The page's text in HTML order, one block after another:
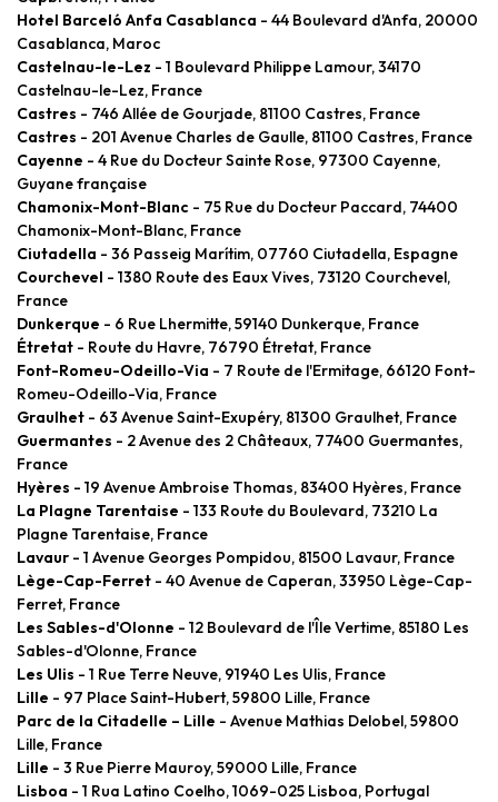
Hotel Barceló Anfa Casablanca - 44 Boulevard d'Anfa, 20000
Casablanca, Maroc
Castelnau-le-Lez - 1 Boulevard Philippe Lamour, 34170
Castelnau-le-Lez, France
Castres - 746 Allée de Gourjade, 81100 Castres, France
Castres - 201 Avenue Charles de Gaulle, 81100 Castres, France
Cayenne - 4 Rue du Docteur Sainte Rose, 97300 Cayenne,
Guyane française
Chamonix-Mont-Blanc - 75 Rue du Docteur Paccard, 74400
Chamonix-Mont-Blanc, France
Ciutadella - 36 Passeig Marítim, 07760 Ciutadella, Espagne
Courchevel - 1380 Route des Eaux Vives, 73120 Courchevel,
France
Dunkerque - 6 Rue Lhermitte, 59140 Dunkerque, France
Étretat - Route du Havre, 76790 Étretat, France
Font-Romeu-Odeillo-Via - 7 Route de l'Ermitage, 66120 Font-
Romeu-Odeillo-Via, France
Graulhet - 63 Avenue Saint-Exupéry, 81300 Graulhet, France
Guermantes - 2 Avenue des 2 Châteaux, 77400 Guermantes,
France
Hyères - 19 Avenue Ambroise Thomas, 83400 Hyères, France
La Plagne Tarentaise - 133 Route du Boulevard, 73210 La
Plagne Tarentaise, France
Lavaur - 1 Avenue Georges Pompidou, 81500 Lavaur, France
Lège-Cap-Ferret - 40 Avenue de Caperan, 33950 Lège-Cap-
Ferret, France
Les Sables-d'Olonne - 12 Boulevard de l'Île Vertime, 85180 Les
Sables-d'Olonne, France
Les Ulis - 1 Rue Terre Neuve, 91940 Les Ulis, France
Lille - 97 Place Saint-Hubert, 59800 Lille, France
Parc de la Citadelle – Lille - Avenue Mathias Delobel, 59800
Lille, France
Lille - 3 Rue Pierre Mauroy, 59000 Lille, France
Lisboa - 1 Rua Latino Coelho, 1069-025 Lisboa, Portugal